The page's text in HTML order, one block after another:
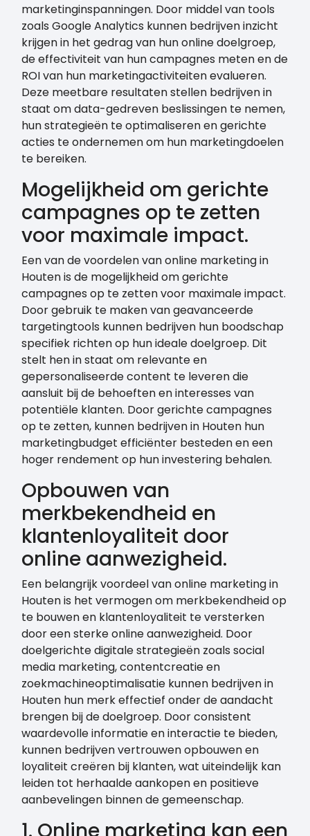
marketinginspanningen. Door middel van tools
zoals Google Analytics kunnen bedrijven inzicht
krijgen in het gedrag van hun online doelgroep,
de effectiviteit van hun campagnes meten en de
ROI van hun marketingactiviteiten evalueren.
Deze meetbare resultaten stellen bedrijven in
staat om data-gedreven beslissingen te nemen,
hun strategieën te optimaliseren en gerichte
acties te ondernemen om hun marketingdoelen
te bereiken.
Mogelijkheid om gerichte
campagnes op te zetten
voor maximale impact.
Een van de voordelen van online marketing in
Houten is de mogelijkheid om gerichte
campagnes op te zetten voor maximale impact.
Door gebruik te maken van geavanceerde
targetingtools kunnen bedrijven hun boodschap
specifiek richten op hun ideale doelgroep. Dit
stelt hen in staat om relevante en
gepersonaliseerde content te leveren die
aansluit bij de behoeften en interesses van
potentiële klanten. Door gerichte campagnes
op te zetten, kunnen bedrijven in Houten hun
marketingbudget efficiënter besteden en een
hoger rendement op hun investering behalen.
Opbouwen van
merkbekendheid en
klantenloyaliteit door
online aanwezigheid.
Een belangrijk voordeel van online marketing in
Houten is het vermogen om merkbekendheid op
te bouwen en klantenloyaliteit te versterken
door een sterke online aanwezigheid. Door
doelgerichte digitale strategieën zoals social
media marketing, contentcreatie en
zoekmachineoptimalisatie kunnen bedrijven in
Houten hun merk effectief onder de aandacht
brengen bij de doelgroep. Door consistent
waardevolle informatie en interactie te bieden,
kunnen bedrijven vertrouwen opbouwen en
loyaliteit creëren bij klanten, wat uiteindelijk kan
leiden tot herhaalde aankopen en positieve
aanbevelingen binnen de gemeenschap.